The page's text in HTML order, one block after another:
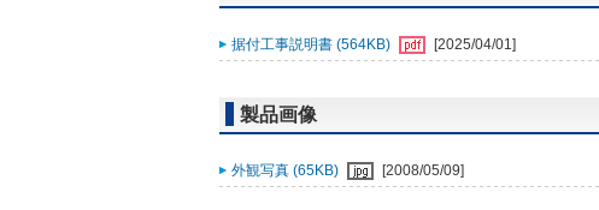
据付工事説明書 (564KB) [2025/04/01]
製品画像
外観写真 (65KB) [2008/05/09]